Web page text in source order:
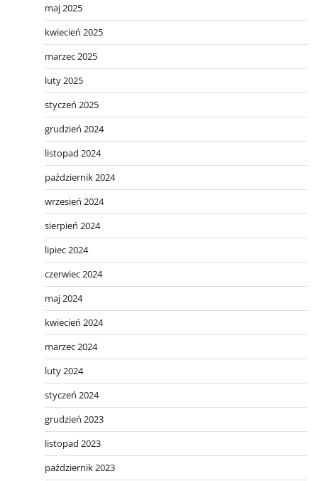
maj 2025
kwiecień 2025
marzec 2025
luty 2025
styczeń 2025
grudzień 2024
listopad 2024
październik 2024
wrzesień 2024
sierpień 2024
lipiec 2024
czerwiec 2024
maj 2024
kwiecień 2024
marzec 2024
luty 2024
styczeń 2024
grudzień 2023
listopad 2023
październik 2023